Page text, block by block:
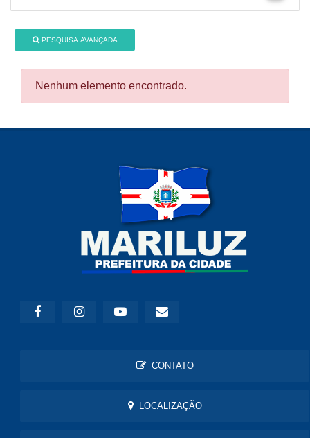
PESQUISA AVANÇADA
Nenhum elemento encontrado.
CONTATO
LOCALIZAÇÃO